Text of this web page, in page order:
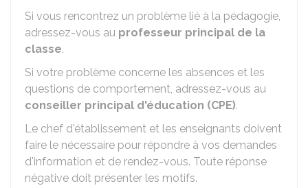
Si vous rencontrez un problème lié à la pédagogie,
adressez-vous au professeur principal de la
classe.
Si votre problème concerne les absences et les
questions de comportement, adressez-vous au
conseiller principal d'éducation (CPE).
Le chef d'établissement et les enseignants doivent
faire le nécessaire pour répondre à vos demandes
d'information et de rendez-vous. Toute réponse
négative doit présenter les motifs.